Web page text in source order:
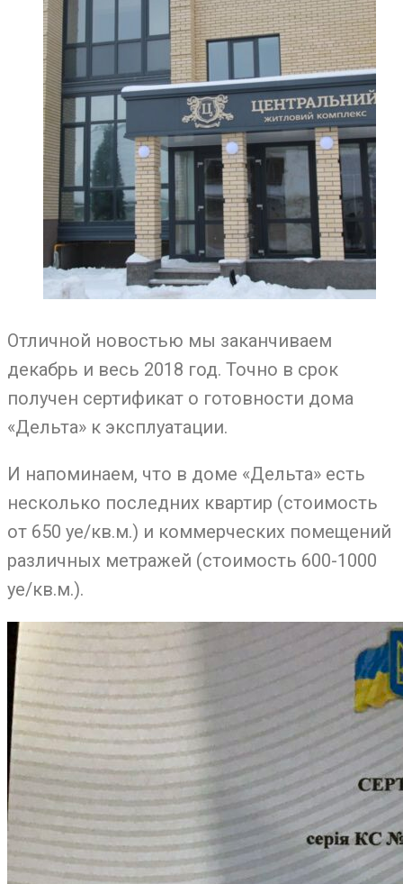
Отличной новостью мы заканчиваем
декабрь и весь 2018 год. Точно в срок
получен сертификат о готовности дома
«Дельта» к эксплуатации.
И напоминаем, что в доме «Дельта» есть
несколько последних квартир (стоимость
от 650 уе/кв.м.) и коммерческих помещений
различных метражей (стоимость 600-1000
уе/кв.м.).